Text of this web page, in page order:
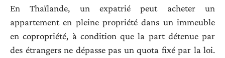
En Thaïlande, un expatrié peut acheter un
appartement en pleine propriété dans un immeuble
en copropriété, à condition que la part détenue par
des étrangers ne dépasse pas un quota fixé par la loi.